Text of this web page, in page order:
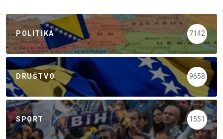
POLITIKA 7142
DRUŠTVO 9658
SPORT 1551